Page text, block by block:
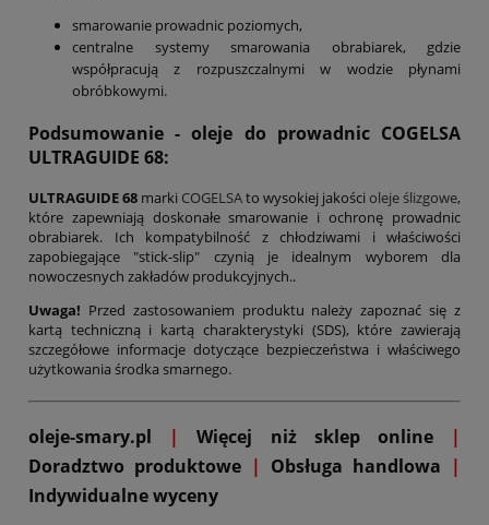
smarowanie prowadnic poziomych,
centralne systemy smarowania obrabiarek, gdzie
współpracują z rozpuszczalnymi w wodzie płynami
obróbkowymi.
Podsumowanie- oleje do prowadnic COGELSA
ULTRAGUIDE 68:
ULTRAGUIDE 68 marki COGELSAto wysokiej jakości oleje ślizgowe,
które zapewniają doskonałe smarowanie i ochronę prowadnic
obrabiarek. Ich kompatybilność z chłodziwami i właściwości
zapobiegające "stick-slip" czynią je idealnym wyborem dla
nowoczesnych zakładów produkcyjnych..
Uwaga! Przed zastosowaniem produktu należy zapoznać się z
kartą techniczną i kartą charakterystyki (SDS), które zawierają
szczegółowe informacje dotyczące bezpieczeństwa i właściwego
użytkowania środka smarnego.
oleje-smary.pl | Więcej niż sklep online
|
Doradztwo produktowe | Obsługa handlowa |
Indywidualne wyceny